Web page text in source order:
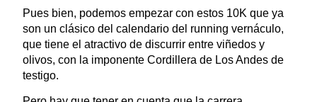
Pues bien, podemos empezar con estos 10K que ya
son un clásico del calendario del running vernáculo,
que tiene el atractivo de discurrir entre viñedos y
olivos, con la imponente Cordillera de Los Andes de
testigo.